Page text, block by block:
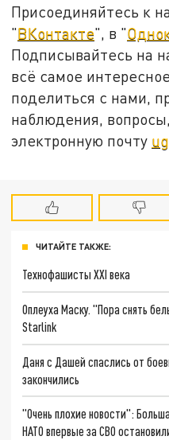
Присоединяйтесь к
"ВКонтакте", в "
Подписывайтесь на
всё самое
поделиться с нами,
наблюдения,
электронную почту
ЧИТАЙТЕ ТАКЖЕ:
Технофашисты XXI века
Оплеуха Маску. "Пора снять
Starlink
Даня с Дашей спаслись от
закончились
"Очень плохие новости":
НАТО впервые за СВО